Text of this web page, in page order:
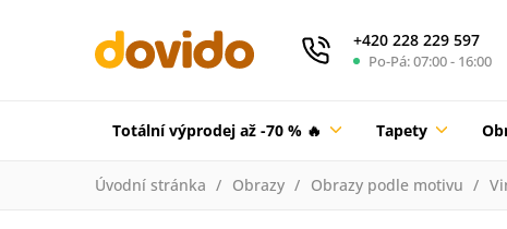
+420 228 229 597
Po-Pá: 07:00 - 16:00
Totální výprodej až -70 % 🔥 Tapety
Úvodní stránka Obrazy Obrazy podle motivu